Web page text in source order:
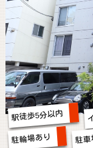
駅徒歩5分以内
駐輪場あり 駐車